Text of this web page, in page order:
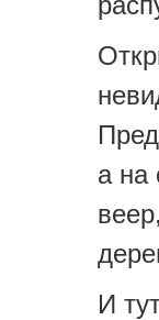
а на
И